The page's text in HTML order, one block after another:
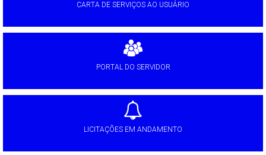
CARTA DE SERVIÇOS AO USUÁRIO
PORTAL DO SERVIDOR
LICITAÇÕES EM ANDAMENTO